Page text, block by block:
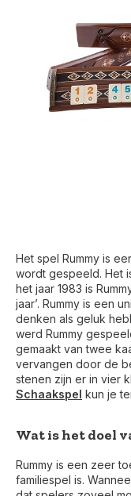
Het spel Rummy is
wordt gespeeld. Het
het jaar 1983 is
jaar’. Rummy is een
denken als geluk
werd Rummy
gemaakt van twee
vervangen door de
stenen zijn er in vier
Schaakspel kun je
Wat is het doel
Rummy is een zeer
familiespel is.